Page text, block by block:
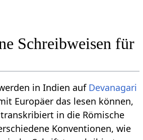
Schreibweisen für
in Indien auf Devanagari
Europäer das lesen können,
in die Römische
Konventionen, wie